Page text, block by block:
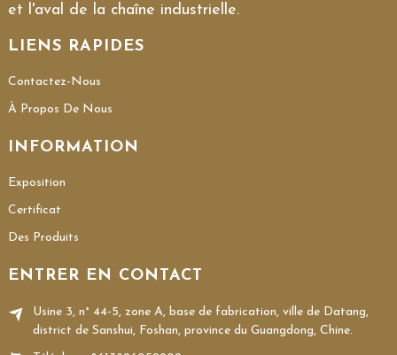
et l'aval de la chaîne industrielle.
LIENS RAPIDES
Contactez-Nous
À Propos De Nous
INFORMATION
Exposition
Certificat
Des Produits
ENTRER EN CONTACT
Usine 3, n° 44-5, zone A, base de fabrication, ville de Datang,
district de Sanshui, Foshan, province du Guangdong, Chine.